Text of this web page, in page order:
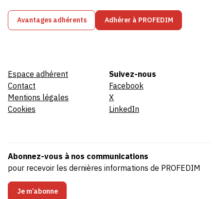
Avantages adhérents Adhérer à PROFEDIM
Espace adhérent
Contact
Mentions légales
Cookies
Suivez-nous
Facebook
X
LinkedIn
Abonnez-vous à nos communications
pour recevoir les dernières informations de PROFEDIM
Je m’abonne